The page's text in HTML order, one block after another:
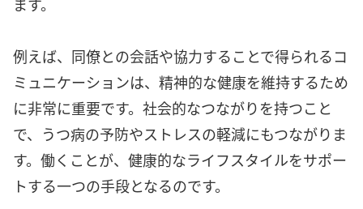
例えば、同僚との会話や協力することで得られるコ
ミュニケーションは、精神的な健康を維持するため
に非常に重要です。社会的なつながりを持つこと
で、うつ病の予防やストレスの軽減にもつながりま
す。働くことが、健康的なライフスタイルをサポー
トする一つの手段となるのです。